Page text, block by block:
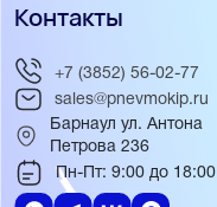
Контакты
+7 (3852) 56-02-77
sales@pnevmokip.ru
Барнаул ул. Антона
Петрова 236
Пн-Пт: 9:00 до 18:00